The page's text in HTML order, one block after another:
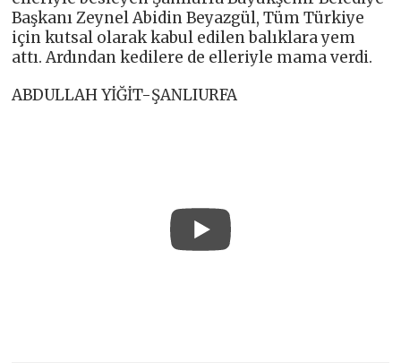
Başkanı Zeynel Abidin Beyazgül, Tüm Türkiye
için kutsal olarak kabul edilen balıklara yem
attı. Ardından kedilere de elleriyle mama verdi.
ABDULLAH YİĞİT-ŞANLIURFA